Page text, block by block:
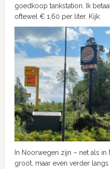
goedkoop tankstation. Ik
oftewel € 1,60 per liter. Kijk:
In Noorwegen zijn – net als
groot, maar even verder